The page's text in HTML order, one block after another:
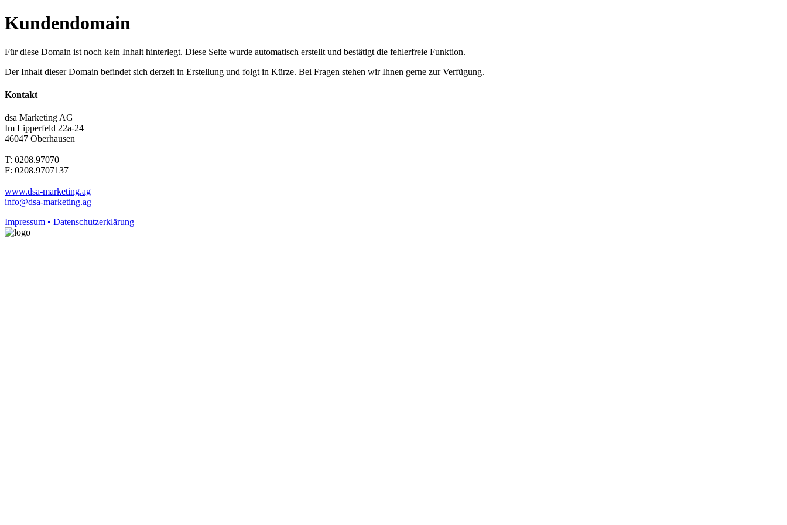
Kundendomain
Für diese Domain ist noch kein Inhalt hinterlegt. Diese Seite wurde automatisch erstellt und bestätigt die fehlerfreie Funktion.
Der Inhalt dieser Domain befindet sich derzeit in Erstellung und folgt in Kürze. Bei Fragen stehen wir Ihnen gerne zur Verfügung.
Kontakt
dsa Marketing AG
Im Lipperfeld 22a-24
46047 Oberhausen
T: 0208.97070
F: 0208.9707137
www.dsa-marketing.ag
info@dsa-marketing.ag
Impressum • Datenschutzerklärung